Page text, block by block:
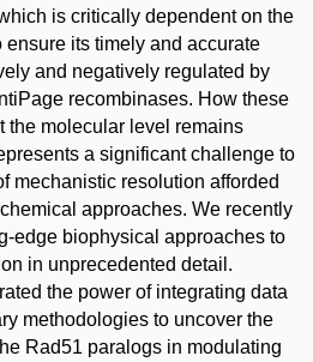
is critically dependent on the
its timely and accurate
and negatively regulated by
recombinases. How these
the molecular level remains
a significant challenge to
mechanistic resolution afforded
approaches. We recently
edge biophysical approaches to
in unprecedented detail.
the power of integrating data
methodologies to uncover the
Rad51 paralogs in modulating